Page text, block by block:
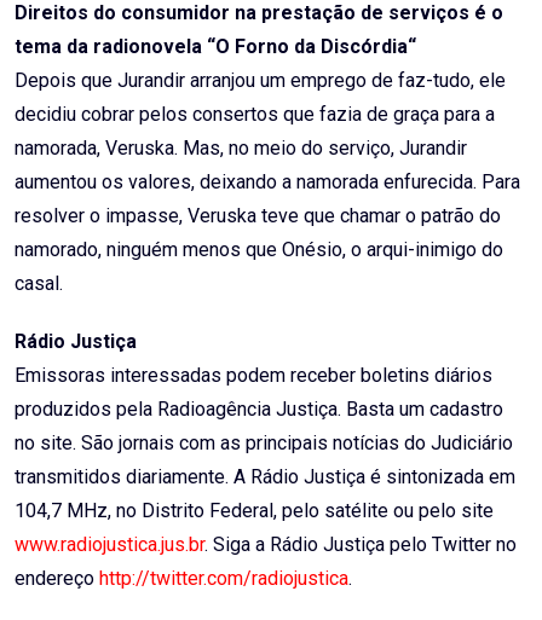
Direitos do consumidor na prestação de serviços é o
tema da radionovela “O Forno da Discórdia“
Depois que Jurandir arranjou um emprego de faz-tudo, ele
decidiu cobrar pelos consertos que fazia de graça para a
namorada, Veruska. Mas, no meio do serviço, Jurandir
aumentou os valores, deixando a namorada enfurecida. Para
resolver o impasse, Veruska teve que chamar o patrão do
namorado, ninguém menos que Onésio, o arqui-inimigo do
casal.
Rádio Justiça
Emissoras interessadas podem receber boletins diários
produzidos pela Radioagência Justiça. Basta um cadastro
no site. São jornais com as principais notícias do Judiciário
transmitidos diariamente. A Rádio Justiça é sintonizada em
104,7 MHz, no Distrito Federal, pelo satélite ou pelo site
www.radiojustica.jus.br. Siga a Rádio Justiça pelo Twitter no
endereço http://twitter.com/radiojustica.